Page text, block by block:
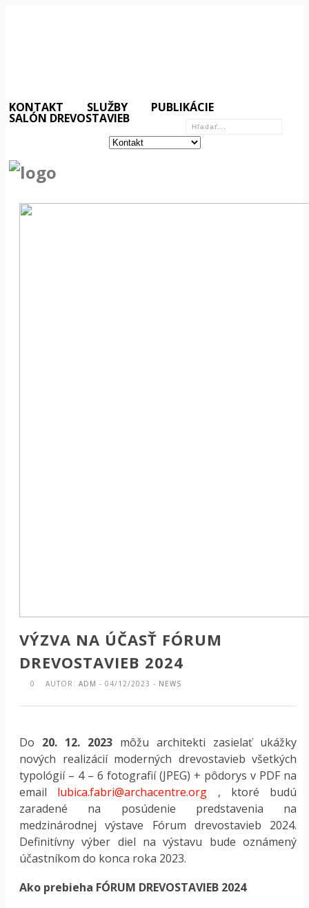
KONTAKT SLUŽBY PUBLIKÁCIE
SALÓN DREVOSTAVIEB
VÝZVA NA ÚČASŤ FÓRUM
DREVOSTAVIEB 2024
0 AUTOR: ADM - 04/12/2023 - NEWS
Do 20. 12. 2023 môžu architekti zasielať ukážky
nových realizácií moderných drevostavieb všetkých
typológií – 4 – 6 fotografií (JPEG) + pôdorys v PDF na
email lubica.fabri@archacentre.org , ktoré budú
zaradené na posúdenie predstavenia na
medzinárodnej výstave Fórum drevostavieb 2024.
Definitívny výber diel na výstavu bude oznámený
účastníkom do konca roka 2023.
Ako prebieha FÓRUM DREVOSTAVIEB 2024